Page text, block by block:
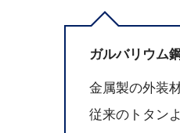
ガルバリウム
金属製の外装
従来のトタン